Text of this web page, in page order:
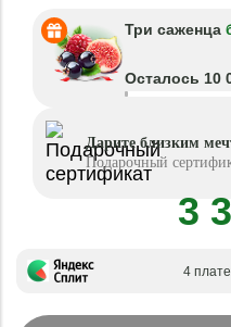
Три саженца
Осталось 10
Дарите близким
Подарочный
3
4